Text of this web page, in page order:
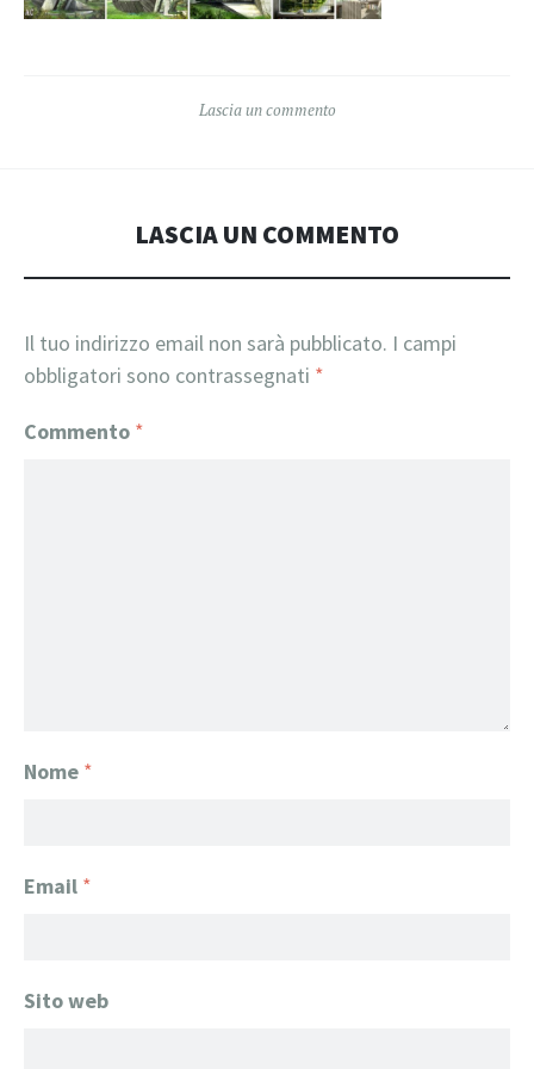
Lascia un commento
LASCIA UN COMMENTO
Il tuo indirizzo email non sarà pubblicato. I campi
obbligatori sono contrassegnati *
Commento *
Nome *
Email *
Sito web